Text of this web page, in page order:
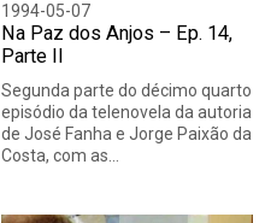
1994-05-07
Na Paz dos Anjos – Ep. 14,
Parte II
Segunda parte do décimo quarto
episódio da telenovela da autoria
de José Fanha e Jorge Paixão da
Costa, com as…